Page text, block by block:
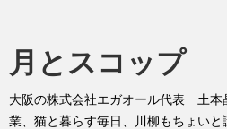
月とスコップ
大阪の株式会社エガオール代表 土本
業、猫と暮らす毎日、川柳もちょい